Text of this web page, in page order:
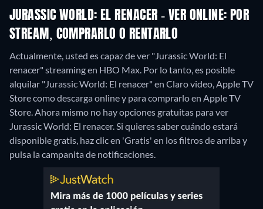
JURASSIC WORLD: EL RENACER - VER ONLINE: POR
STREAM, COMPRARLO O RENTARLO
Actualmente, usted es capaz de ver "Jurassic World: El
renacer" streaming en HBO Max. Por lo tanto, es posible
alquilar "Jurassic World: El renacer" en Claro video, Apple TV
Store como descarga online y para comprarlo en Apple TV
Store.Ahora mismo no hay opciones gratuitas para ver
Jurassic World: El renacer. Si quieres saber cuándo estará
disponible gratis, haz clic en 'Gratis' en los filtros de arriba y
pulsa la campanita de notificaciones.